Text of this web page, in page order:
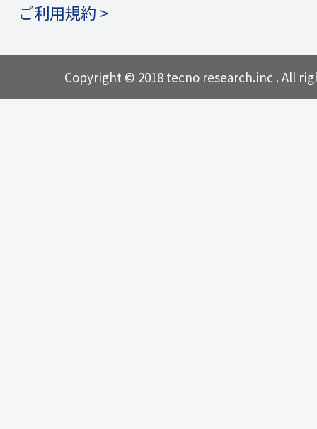
ご利用規約 >
Copyright © 2018 tecno research.inc . All